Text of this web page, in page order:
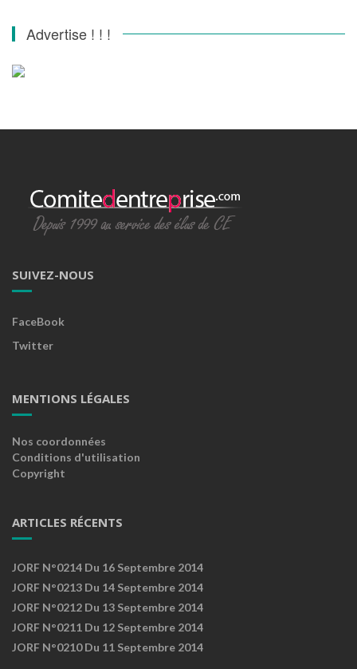
Advertise ! ! !
SUIVEZ-NOUS
FaceBook
Twitter
MENTIONS LÉGALES
Nos coordonnées
Conditions d'utilisation
Copyright
ARTICLES RÉCENTS
JORF N°0214 Du 16 Septembre 2014
JORF N°0213 Du 14 Septembre 2014
JORF N°0212 Du 13 Septembre 2014
JORF N°0211 Du 12 Septembre 2014
JORF N°0210 Du 11 Septembre 2014